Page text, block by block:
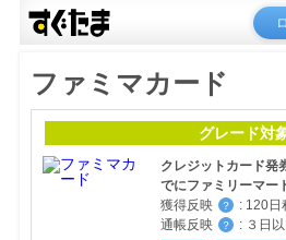
ファミマカード
グレード対
クレジットカード発
でにファミリーマー
獲得反映
？ : 120日
通帳反映
？ : ３日